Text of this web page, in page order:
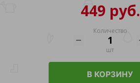
449 руб.
Количество
шт
В КОРЗИНУ